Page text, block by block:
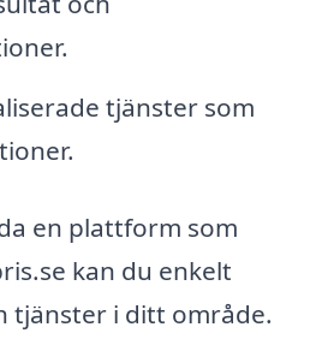
tjänster som
en plattform som
kan du enkelt
tjänster i ditt område.